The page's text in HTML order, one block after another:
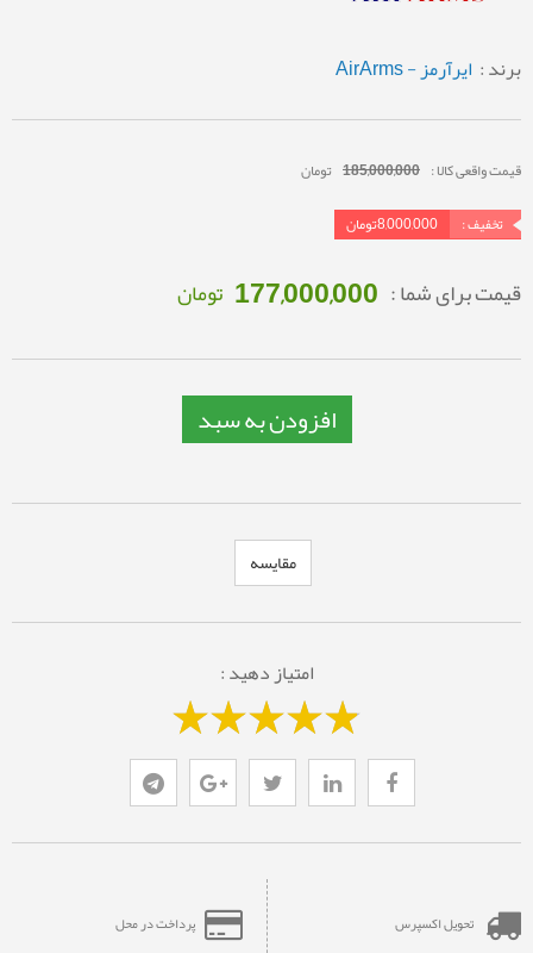
برند : ایرآرمز - AirArms
قیمت واقعی کالا : 185,000,000 تومان
تخفیف :
8,000,000تومان
قیمت برای شما : 177,000,000 تومان
افزودن به سبد
مقایسه
امتیاز دهید :
تحویل اکسپرس پرداخت در محل